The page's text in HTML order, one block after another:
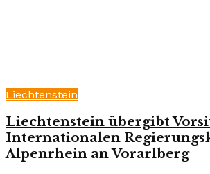
Liechtenstein
Liechtenstein übergibt
Internationalen
Alpenrhein an Vorarlberg